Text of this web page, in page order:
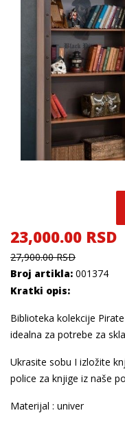
23,000.00 RSD
27,900.00 RSD
Broj artikla: 001374
Kratki opis:
Biblioteka kolekcije
idealna za potrebe za
Ukrasite sobu I izložite
police za knjige iz naše
Materijal : univer